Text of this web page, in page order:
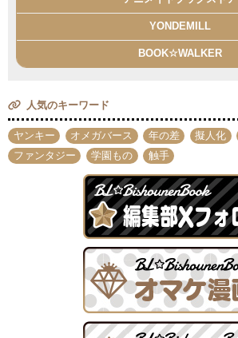
YONDEMILL
BOOK☆WALKER
人気のキーワード
ヤンキー オメガバース 年の差 擬人化
ファンタジー
学園もの 触手